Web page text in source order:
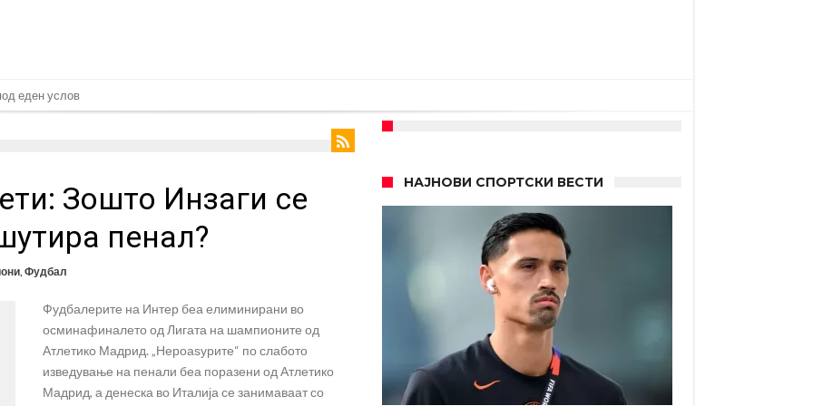
ќе постигнат договор за Баркола
до Манчестер Сити за Родри
на фудбалот го направиле„невозможното“: Едниот е Меси, знаете ли кој е другиот?
потег!
како никој никогаш го понижи Реал, подобро да не доаѓа во Мадрид!
Интер нема доволно средства, Атлетико ја следи ситуацијата
– трансфер вреден 21 милион евра
Зошто Инзаги се
пенал?
, Фудбал
Фудбалерите на Интер беа елиминирани во
осминафиналето од Лигата на шампионите од
Атлетико Мадрид. „Нероаѕурите“ по слабото
изведување на пенали беа поразени од Атлетико
Мадрид, а денеска во Италија се занимаваат со
НАЈНОВИ СПОРТСКИ ВЕСТИ